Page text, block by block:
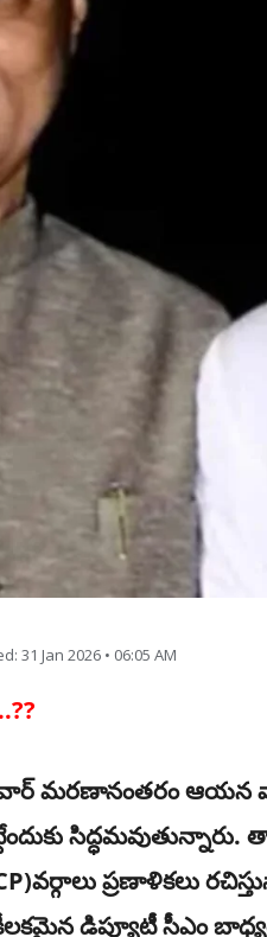
31 Jan 2026 • 06:05 AM
మరణానంతరం ఆయన
ప్రణాళికలు
డిప్యూటీ సీఎం